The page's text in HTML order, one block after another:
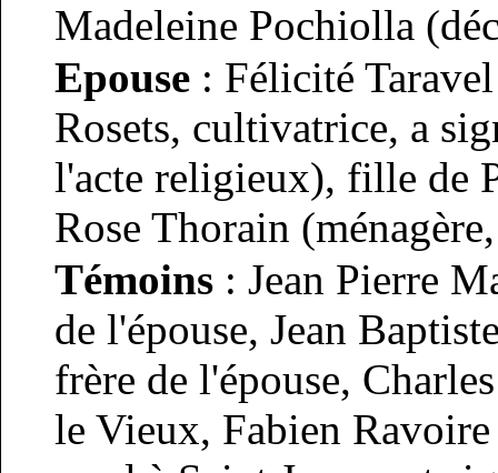
Madeleine Pochiolla
Epouse : Félicité
Rosets, cultivatrice, a
l'acte religieux), fille de
Rose Thorain
Témoins : Jean Pierre
de l'épouse, Jean
frère de l'épouse,
le Vieux, Fabien